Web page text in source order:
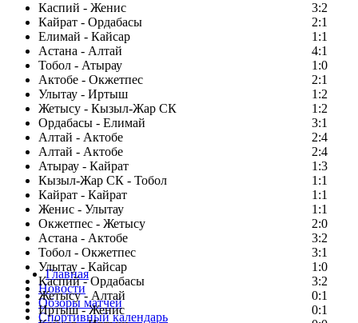
Каспий - Женис
3:2
Кайрат - Ордабасы
2:1
Елимай - Кайсар
1:1
Астана - Алтай
4:1
Тобол - Атырау
1:0
Актобе - Окжетпес
2:1
Улытау - Иртыш
1:2
Жетысу - Кызыл-Жар СК
1:2
Ордабасы - Елимай
3:1
Алтай - Актобе
2:4
Алтай - Актобе
2:4
Атырау - Кайрат
1:3
Кызыл-Жар СК - Тобол
1:1
Кайрат - Кайрат
1:1
Женис - Улытау
1:1
Окжетпес - Жетысу
2:0
Астана - Актобе
3:2
Тобол - Окжетпес
3:1
Улытау - Кайсар
1:0
Каспий - Ордабасы
3:2
Жетысу - Алтай
0:1
Иртыш - Женис
0:1
Главная
Новости
Обзоры матчей
Спортивный календарь